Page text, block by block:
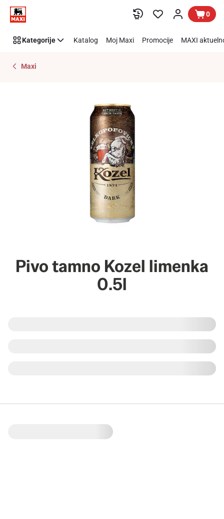
Preskoči link 0
Kategorije Katalog Moj Maxi Promocije MAXI
Maxi
Pivo tamno Kozel limenka
0.5l